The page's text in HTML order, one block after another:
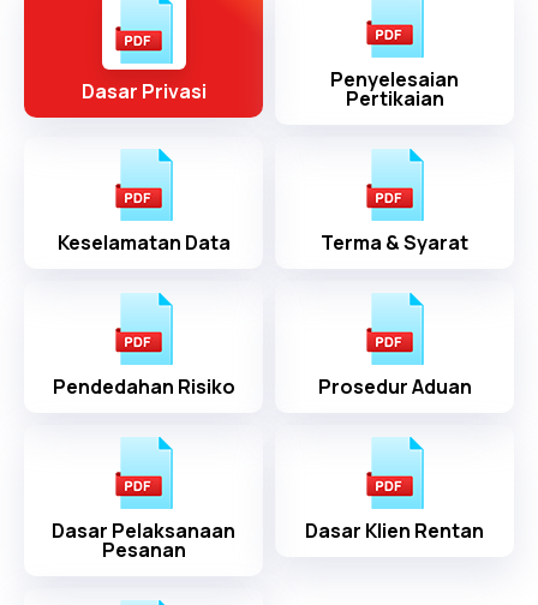
Dasar Privasi Penyelesaian
Pertikaian
Keselamatan Data Terma & Syarat
Pendedahan Risiko Prosedur Aduan
Dasar Pelaksanaan
Pesanan
Dasar Klien Rentan